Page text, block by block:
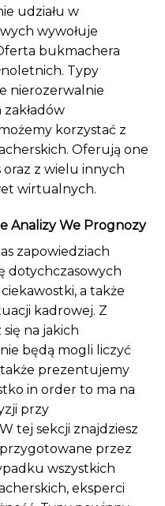
udziału w
wywołuje
bukmachera
Typy
nierozerwalnie
korzystać z
Oferują one
oraz z wielu innych
wirtualnych.
Analizy We Prognozy
zapowiedziach
dotychczasowych
a także
kadrowej. Z
na jakich
będą mogli liczyć
prezentujemy
in order to ma na
przy
tej sekcji znajdziesz
przygotowane przez
wszystkich
eksperci